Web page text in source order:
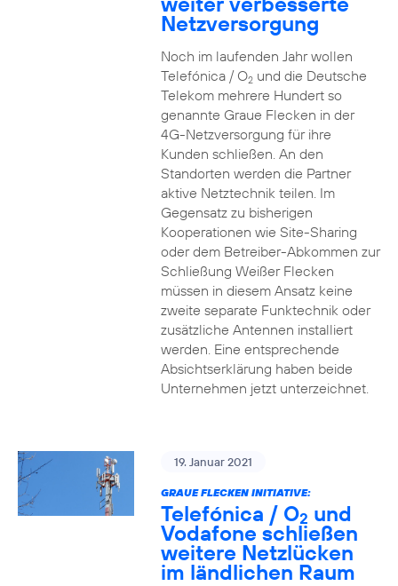
Netzversorgung
Noch im laufenden Jahr wollen
Telefónica / O2und die Deutsche
Telekom mehrere Hundert so
genannte Graue Flecken in der
4G-Netzversorgung für ihre
Kunden schließen. An den
Standorten werden die Partner
aktive Netztechnik teilen. Im
Gegensatz zu bisherigen
Kooperationen wie Site-Sharing
oder dem Betreiber-Abkommen zur
Schließung Weißer Flecken
müssen in diesem Ansatz keine
zweite separate Funktechnik oder
zusätzliche Antennen installiert
werden. Eine entsprechende
Absichtserklärung haben beide
Unternehmen jetzt unterzeichnet.
19. Januar 2021
GRAUE FLECKEN INITIATIVE:
Telefónica / O2 und
Vodafone schließen
weitere Netzlücken
im ländlichen Raum